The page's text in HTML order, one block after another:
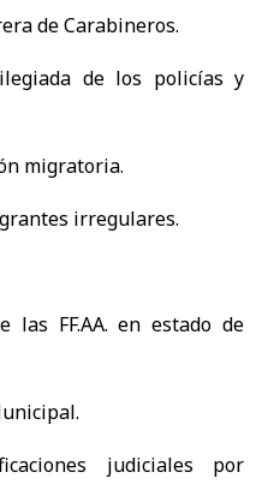
de Carabineros.
de los policías y
migratoria.
irregulares.
FF.AA. en estado de
judiciales por